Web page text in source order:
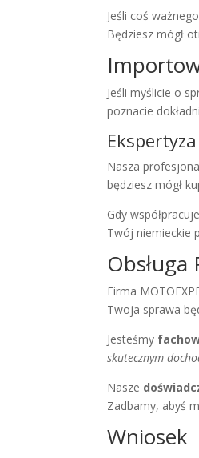
Jeśli coś
Będziesz mógł
Jeśli myślicie o
poznacie
Nasza
będziesz mógł
Gdy
Twójniemieckie
Firma
Twoja sprawa
Jesteśmy
skutecznym
Nasze
Zadbamy, abyś
Wniosek